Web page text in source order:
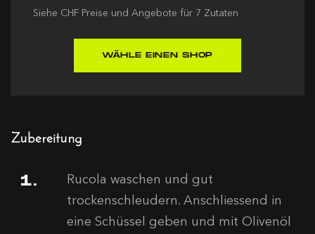
Siehe CHF Preise und Angebote für 7 Zutaten
WÄHLE EINEN SHOP
Zubereitung
Rucola waschen und gut
trockenschleudern. Anschliessend in
eine Schüssel geben und mit Olivenöl